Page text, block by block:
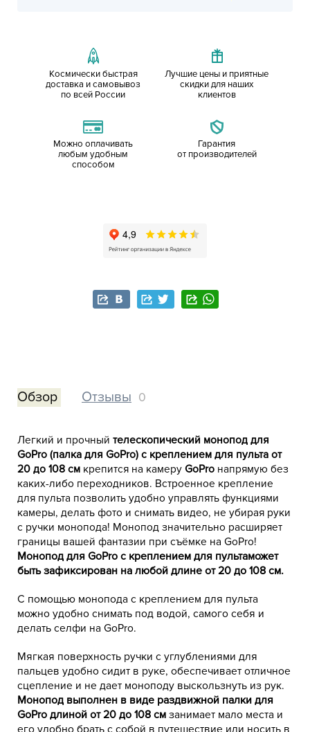
Космически быстрая
доставка и самовывоз
по всей России
Лучшие цены и приятные
скидки для наших
клиентов
Можно оплачивать
любым удобным
способом
Гарантия
от производителей
Обзор Отзывы 0
Легкий и прочный телескопический монопод для
GoPro (палка для GoPro) с креплением для пульта от
20 до 108 см крепится на камеру GoPro напрямую без
каких-либо переходников. Встроенное крепление
для пульта позволить удобно управлять функциями
камеры, делать фото и снимать видео, не убирая руки
с ручки монопода! Монопод значительно расширяет
границы вашей фантазии при съёмке на GoPro!
Монопод для GoPro с креплением для пультаможет
быть зафиксирован на любой длине от 20 до 108 см.
С помощью монопода с креплением для пульта
можно удобно снимать под водой, самого себя и
делать селфи на GoPro.
Мягкая поверхность ручки с углублениями для
пальцев удобно сидит в руке, обеспечивает отличное
сцепление и не дает моноподу выскользнуть из рук.
Монопод выполнен в виде раздвижной палки для
GoPro длиной от 20 до 108 см занимает мало места и